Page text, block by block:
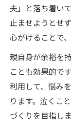
短時間
方
毎日使
子ども
子ども育
子ど
子育て
子ども
夫」と落ち着い
止ませようとせ
心がけることで
親自身が余裕を
ことも効果的で
利用して、悩み
ります。泣くこ
づくりを目指し